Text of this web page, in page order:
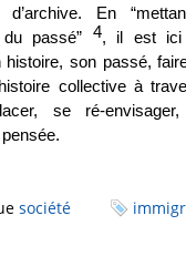
d’archive. En
du passé” 4, il est ici
histoire, son passé,
collective à
se ré-
société